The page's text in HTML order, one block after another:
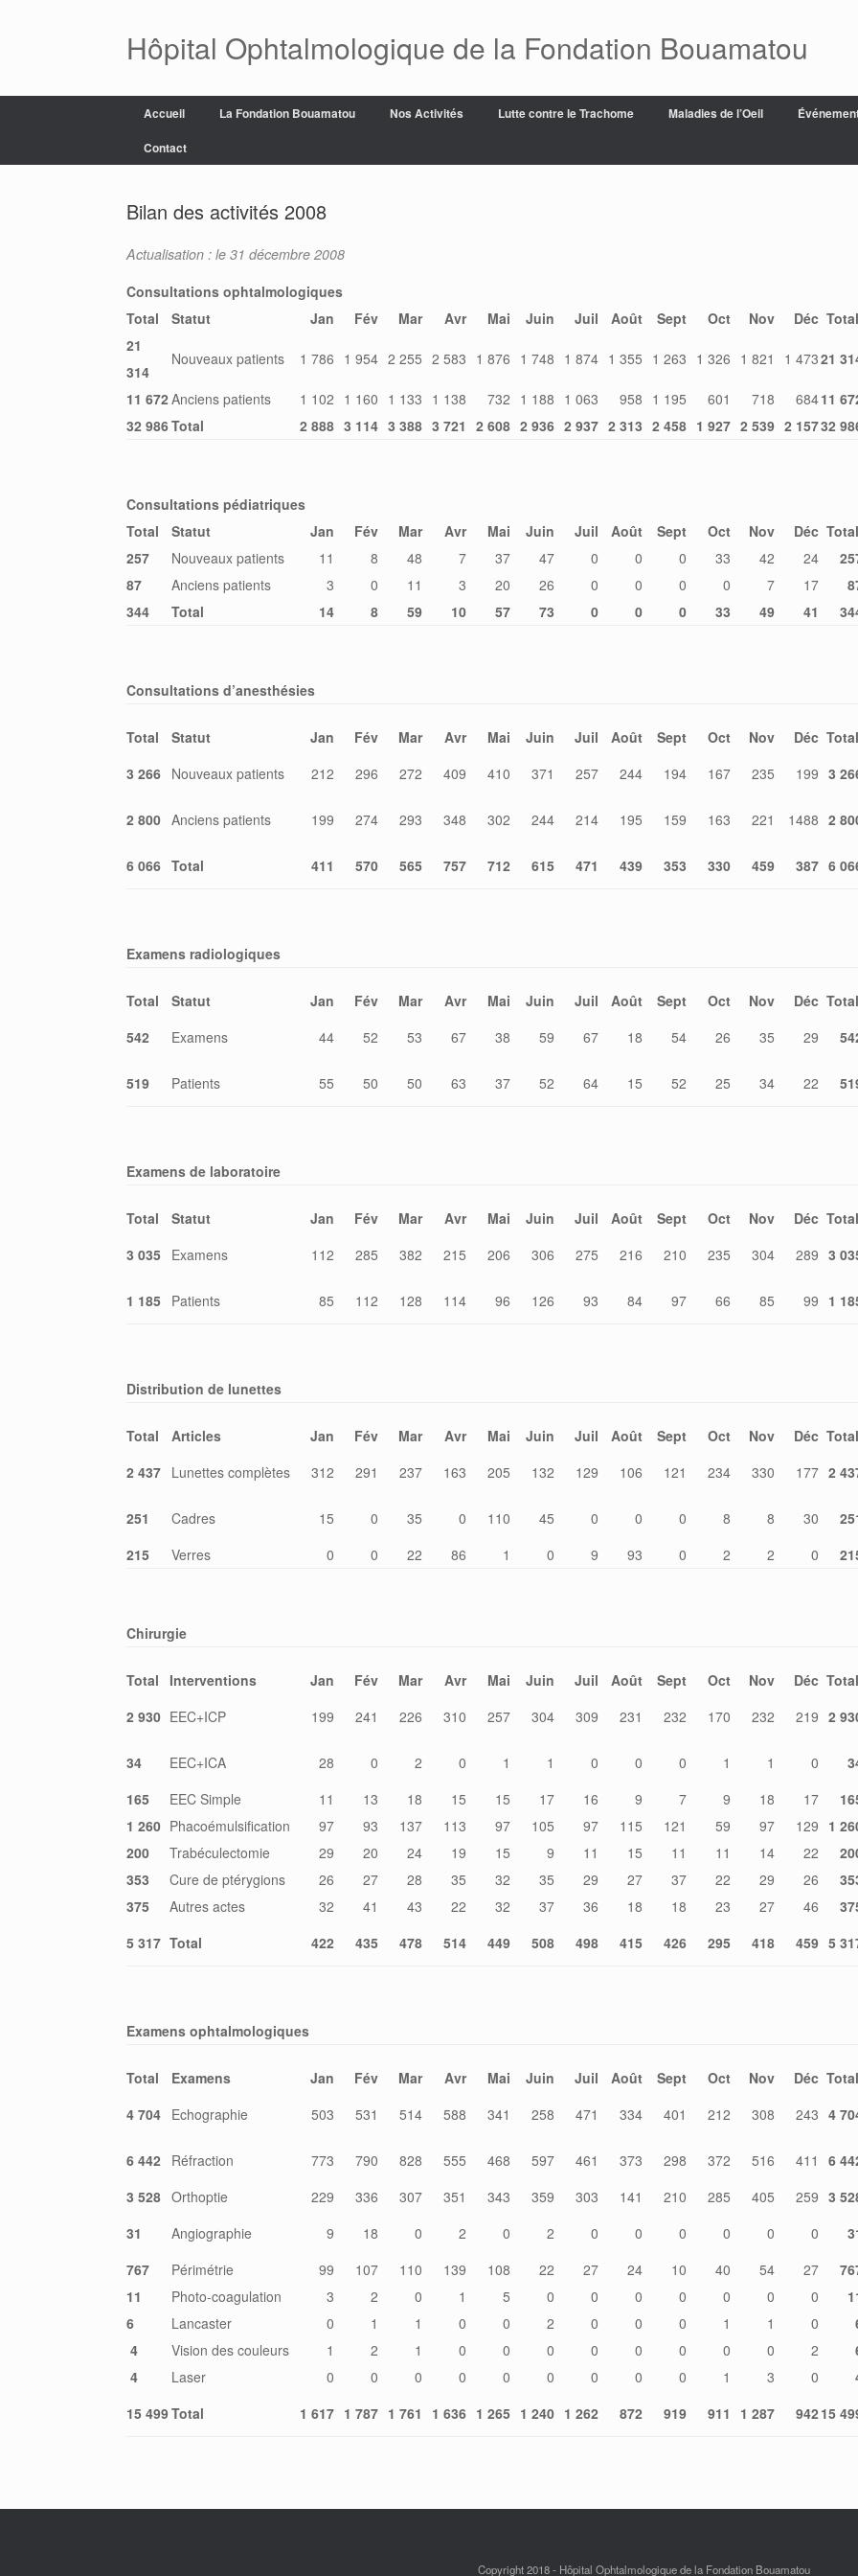
Hôpital Ophtalmologique de la Fondation Bouamatou
Accueil La Fondation Bouamatou Nos Activités Lutte contre le Trachome Maladies de l’Oeil
Contact
Bilan des activités 2008
Actualisation : le 31 décembre 2008
Consultations ophtalmologiques
Total
Statut Jan Fév Mar Avr Mai Juin Juil Août Sept Oct Nov Déc Total
21
314
Nouveaux patients 1 786 1 954 2 255 2 583 1 876 1 748 1 874 1 355 1 263 1 326 1 821 1 47321
11 672Anciens patients 1 102 1 160 1 133 1 138 732 1 188 1 063 958 1 195 601 718 68411
32 986Total 2 888 3 114 3 388 3 721 2 608 2 936 2 937 2 313 2 458 1 927 2 539 2 15732
Consultations pédiatriques
Total
Statut Jan Fév Mar Avr Mai Juin Juil Août Sept Oct Nov Déc Total
257
Nouveaux patients 11 8 48 7 37 47 0 0 0 33 42 24
87
Anciens patients 3 0 11 3 20 26 0 0 0 0 7 17
344
Total 14 8 59 10 57 73 0 0 0 33 49 41
Consultations d’anesthésies
Total Statut Jan Fév Mar Avr Mai Juin Juil Août Sept Oct Nov Déc Total
3 266 Nouveaux patients 212 296 272 409 410 371 257 244 194 167 235 199 3
2 800 Anciens patients 199 274 293 348 302 244 214 195 159 163 221 1488 2
6 066 Total 411 570 565 757 712 615 471 439 353 330 459 387 6
Examens radiologiques
Total Statut Jan Fév Mar Avr Mai Juin Juil Août Sept Oct Nov Déc Total
542
Examens 44 52 53 67 38 59 67 18 54 26 35 29
519 Patients 55 50 50 63 37 52 64 15 52 25 34 22
Examens de laboratoire
Total Statut Jan Fév Mar Avr Mai Juin Juil Août Sept Oct Nov Déc Total
3 035 Examens 112 285 382 215 206 306 275 216 210 235 304 289 3
1 185 Patients 85 112 128 114 96 126 93 84 97 66 85 99 1
Distribution de lunettes
Total Articles Jan Fév Mar Avr Mai Juin Juil Août Sept Oct Nov Déc Total
2 437 Lunettes complètes 312 291 237 163 205 132 129 106 121 234 330 177 2
251 Cadres 15 0 35 0 110 45 0 0 0 8 8 30
215
Verres 0 0 22 86 1 0 9 93 0 2 2 0
Chirurgie
Total Interventions Jan Fév Mar Avr Mai Juin Juil Août Sept Oct Nov Déc Total
2 930 EEC+ICP 199 241 226 310 257 304 309 231 232 170 232 219 2
34 EEC+ICA 28 0 2 0 1 1 0 0 0 1 1 0
165
EEC Simple 11 13 18 15 15 17 16 9 7 9 18 17
1 260 Phacoémulsification 97 93 137 113 97 105 97 115 121 59 97 129 1
200
Trabéculectomie 29 20 24 19 15 9 11 15 11 11 14 22
353
Cure de ptérygions 26 27 28 35 32 35 29 27 37 22 29 26
375
Autres actes 32 41 43 22 32 37 36 18 18 23 27 46
5 317 Total 422 435 478 514 449 508 498 415 426 295 418 459 5
Examens ophtalmologiques
Total Examens Jan Fév Mar Avr Mai Juin Juil Août Sept Oct Nov Déc Total
4 704 Echographie 503 531 514 588 341 258 471 334 401 212 308 243 4
6 442 Réfraction 773 790 828 555 468 597 461 373 298 372 516 411
6
3 528 Orthoptie 229 336 307 351 343 359 303 141 210 285 405 259 3
31
Angiographie 9 18 0 2 0 2 0 0 0 0 0 0
767
Périmétrie 99 107 110 139 108 22 27 24 10 40 54 27
11
Photo-coagulation 3 2 0 1 5 0 0 0 0 0 0 0
6
Lancaster 0 1 1 0 0 2 0 0 0 1 1 0
4
Vision des couleurs 1 2 1 0 0 0 0 0 0 0 0 2
4
Laser 0 0 0 0 0 0 0 0 0 1 3 0
15 499Total 1 617 1 787 1 761 1 636 1 265 1 240 1 262 872 919 911 1 287 94215
Copyright 2018 - Hôpital Ophtalmologique de la Fondation Bouamatou